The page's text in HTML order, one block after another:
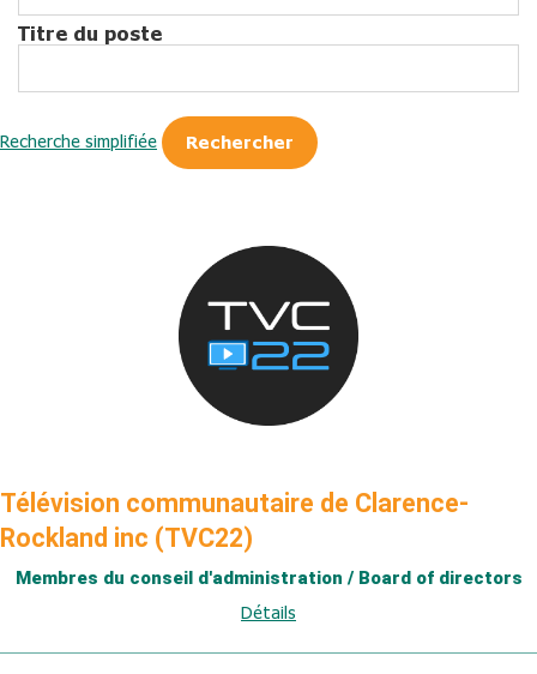
Titre du poste
Recherche simplifiée
Télévision communautaire de Clarence-
Rockland inc (TVC22)
Membres du conseil d'administration / Board of directors
Détails